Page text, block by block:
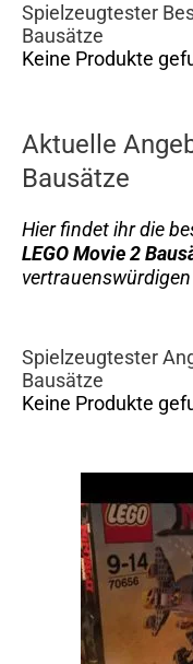
Spielzeugtester
Bausätze
Keine Produkte
Aktuelle
Bausätze
Hier findet ihr die
LEGO Movie 2
Spielzeugtester
Bausätze
Keine Produkte